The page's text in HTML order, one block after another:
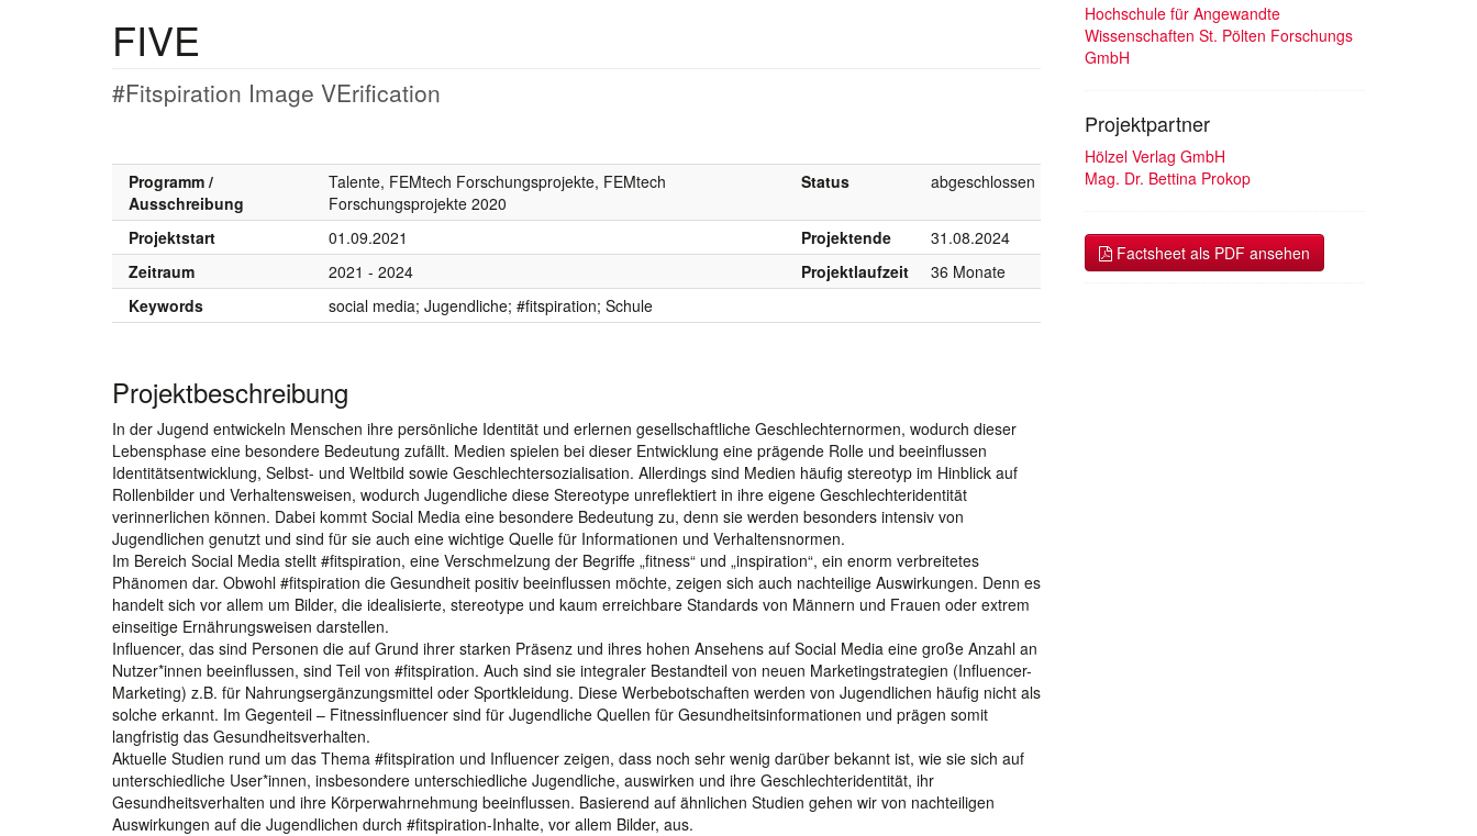
FIVE
#Fitspiration Image VErification
Programm /
Ausschreibung
Talente, FEMtech Forschungsprojekte, FEMtech
Forschungsprojekte 2020
Status abgeschlossen
Projektstart 01.09.2021 Projektende
31.08.2024
Zeitraum
2021 - 2024 Projektlaufzeit
36 Monate
Keywords
social media; Jugendliche; #fitspiration; Schule
Projektbeschreibung
In der Jugend entwickeln Menschen ihre persönliche Identität und erlernen gesellschaftliche Geschlechternormen, wodurch dieser
Lebensphase eine besondere Bedeutung zufällt. Medien spielen bei dieser Entwicklung eine prägende Rolle und beeinflussen
Identitätsentwicklung, Selbst- und Weltbild sowie Geschlechtersozialisation. Allerdings sind Medien häufig stereotyp im Hinblick auf
Rollenbilder und Verhaltensweisen, wodurch Jugendliche diese Stereotype unreflektiert in ihre eigene Geschlechteridentität
verinnerlichen können. Dabei kommt Social Media eine besondere Bedeutung zu, denn sie werden besonders intensiv von
Jugendlichen genutzt und sind für sie auch eine wichtige Quelle für Informationen und Verhaltensnormen.
Im Bereich Social Media stellt #fitspiration, eine Verschmelzung der Begriffe „fitness“ und „inspiration“, ein enorm verbreitetes
Phänomen dar. Obwohl #fitspiration die Gesundheit positiv beeinflussen möchte, zeigen sich auch nachteilige Auswirkungen. Denn es
handelt sich vor allem um Bilder, die idealisierte, stereotype und kaum erreichbare Standards von Männern und Frauen oder extrem
einseitige Ernährungsweisen darstellen.
Influencer, das sind Personen die auf Grund ihrer starken Präsenz und ihres hohen Ansehens auf Social Media eine große Anzahl an
Nutzer*innen beeinflussen, sind Teil von #fitspiration. Auch sind sie integraler Bestandteil von neuen Marketingstrategien (Influencer-
Marketing) z.B. für Nahrungsergänzungsmittel oder Sportkleidung. Diese Werbebotschaften werden von Jugendlichen häufig nicht als
solche erkannt. Im Gegenteil – Fitnessinfluencer sind für Jugendliche Quellen für Gesundheitsinformationen und prägen somit
langfristig das Gesundheitsverhalten.
Aktuelle Studien rund um das Thema #fitspiration und Influencer zeigen, dass noch sehr wenig darüber bekannt ist, wie sie sich auf
unterschiedliche User*innen, insbesondere unterschiedliche Jugendliche, auswirken und ihre Geschlechteridentität, ihr
Gesundheitsverhalten und ihre Körperwahrnehmung beeinflussen. Basierend auf ähnlichen Studien gehen wir von nachteiligen
Auswirkungen auf die Jugendlichen durch #fitspiration-Inhalte, vor allem Bilder, aus.
Hochschule für Angewandte
Wissenschaften St. Pölten Forschungs
GmbH
Projektpartner
Hölzel Verlag GmbH
Mag. Dr. Bettina Prokop
Factsheet als PDF ansehen